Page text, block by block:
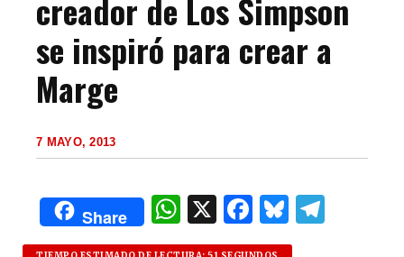
creador de Los Simpson
se inspiró para crear a
Marge
7 MAYO, 2013
Share
W
h
X F
a
B
lu